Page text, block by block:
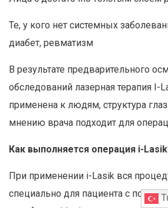
Те, у кого нет системных
диабет, ревматизм
В результате предварительного
обследований лазерная терапия I-
применена к людям, структура
мнению врача подходит для
Как выполняется операция i-
При применении i-Lasik вся
специально для пациента с